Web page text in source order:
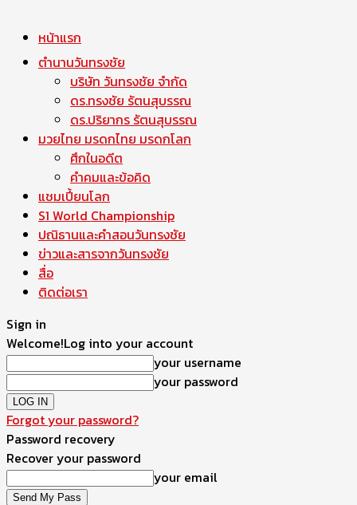
หน้าแรก
ตำนานวันทรงชัย
บริษัท วันทรงชัย จำกัด
ดร.ทรงชัย รัตนสุบรรณ
ดร.ปริยากร รัตนสุบรรณ
มวยไทย มรดกไทย มรดกโลก
ศึกในอดีต
คำคมและข้อคิด
แชมเปี้ยนโลก
S1 World Championship
ปณิธานและคำสอนวันทรงชัย
ข่าวและสารจากวันทรงชัย
สื่อ
ติดต่อเรา
Sign in
Welcome!Log into your account
your username
your password
Forgot your password?
Password recovery
Recover your password
your email